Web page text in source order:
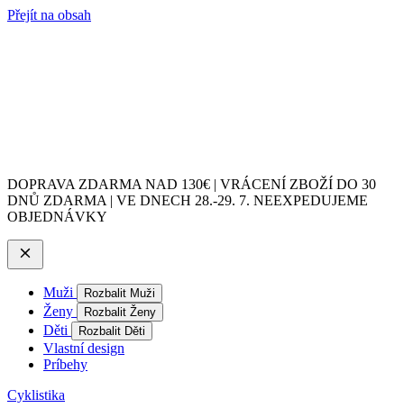
Přejít na obsah
DOPRAVA ZDARMA NAD 130€ | VRÁCENÍ ZBOŽÍ DO 30
DNŮ ZDARMA | VE DNECH 28.-29. 7. NEEXPEDUJEME
OBJEDNÁVKY
Muži Rozbalit Muži
Ženy Rozbalit Ženy
Děti Rozbalit Děti
Vlastní design
Príbehy
Cyklistika